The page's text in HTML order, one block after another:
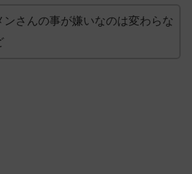
ンさんの事が嫌いなのは変わらな